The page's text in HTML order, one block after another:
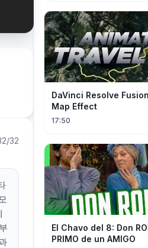
32
DaVinci Resolve
Map Effect
17:50
El Chavo del 8: Don
PRIMO de un AMIGO